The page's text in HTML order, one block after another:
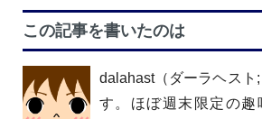
この記事を書いたのは
dalahast（ダーラヘスト;
す。ほぼ週末限定の趣